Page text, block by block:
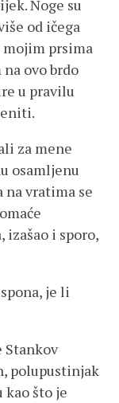
Noge su
od ičega
mojim prsima
ovo brdo
u pravilu
za mene
osamljenu
na vratima se
i sporo,
je li
Stankov
polupustinjak
kao što je